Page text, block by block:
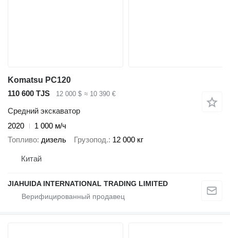
Komatsu PC120
110 600 TJS
12 000 $ ≈ 10 390 €
Средний экскаватор
2020
1 000 м/ч
Топливо дизель Грузопод. 12 000 кг
Китай
JIAHUIDA INTERNATIONAL TRADING LIMITED